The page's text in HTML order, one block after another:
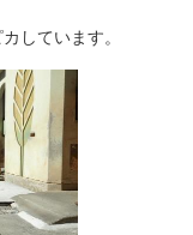
しています。